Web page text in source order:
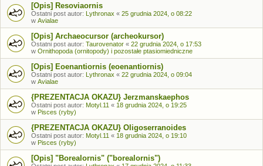
[Opis] Resoviaornis
Ostatni post autor: Lythronax « 25 grudnia 2024, o 08:22
w Avialae
[Opis] Archaeocursor (archeokursor)
Ostatni post autor: Taurovenator « 22 grudnia 2024, o 17:53
w Ornithopoda (ornitopody) i pozostałe ptasiomiedniczne
[Opis] Eoenantiornis (eoenantiornis)
Ostatni post autor: Lythronax « 22 grudnia 2024, o 09:04
w Avialae
{PREZENTACJA OKAZU} Jerzmanskaephos
Ostatni post autor: Motyl.11 « 18 grudnia 2024, o 19:25
w Pisces (ryby)
{PREZENTACJA OKAZU} Oligoserranoides
Ostatni post autor: Motyl.11 « 18 grudnia 2024, o 19:10
w Pisces (ryby)
[Opis] "Borealornis" ("borealornis")